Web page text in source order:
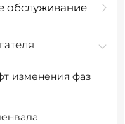
обслуживание
изменения фаз